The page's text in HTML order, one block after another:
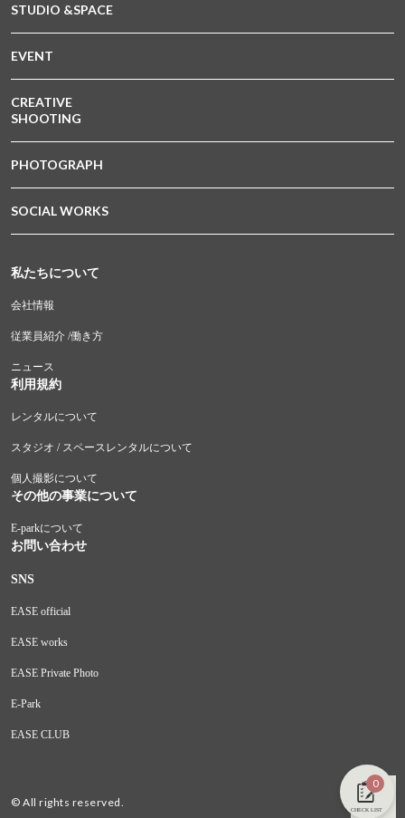
0
CHECK LIST
STUDIO &SPACE
EVENT
CREATIVE
SHOOTING
PHOTOGRAPH
SOCIAL WORKS
私たちについて
会社情報
従業員紹介 /働き方
ニュース
利用規約
レンタルについて
スタジオ / スペースレンタルについて
個人撮影について
その他の事業について
E-parkについて
お問い合わせ
SNS
EASE official
EASE works
EASE Private Photo
E-Park
EASE CLUB
© All rights reserved.